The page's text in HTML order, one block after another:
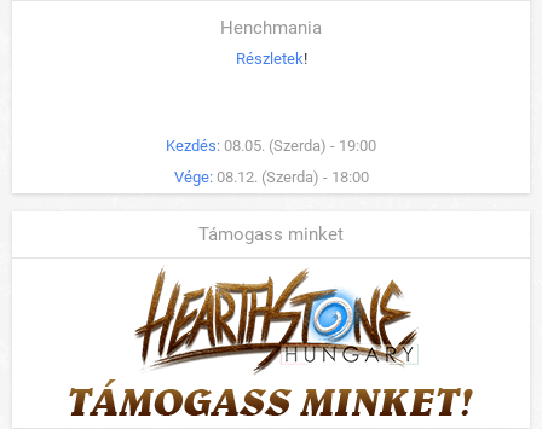
Henchmania
Részletek!
Kezdés: 08.05. (Szerda) - 19:00
Vége: 08.12. (Szerda) - 18:00
Támogass minket